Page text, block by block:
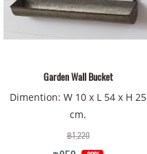
Garden Wall Bucket
Dimention: W 10 x L 54 x H 25
cm.
฿1,220